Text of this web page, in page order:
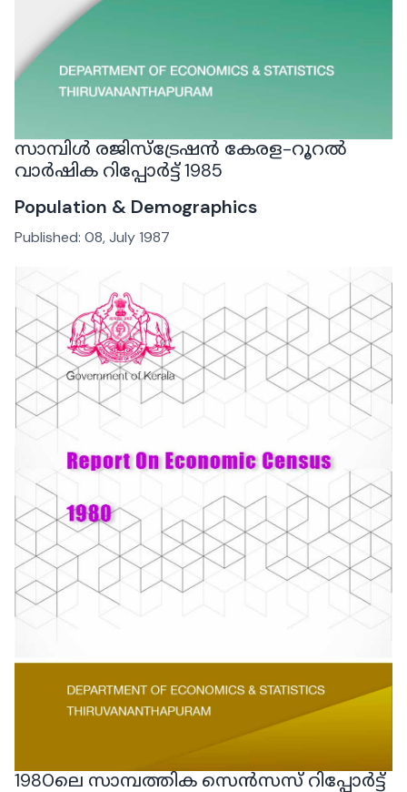
സാമ്പിൾ രജിസ്ട്രേഷൻ കേരള-റൂറൽ
വാർഷിക റിപ്പോർട്ട് 1985
Population & Demographics
Published: 08, July 1987
1980ലെ സാമ്പത്തിക സെൻസസ് റിപ്പോർട്ട്